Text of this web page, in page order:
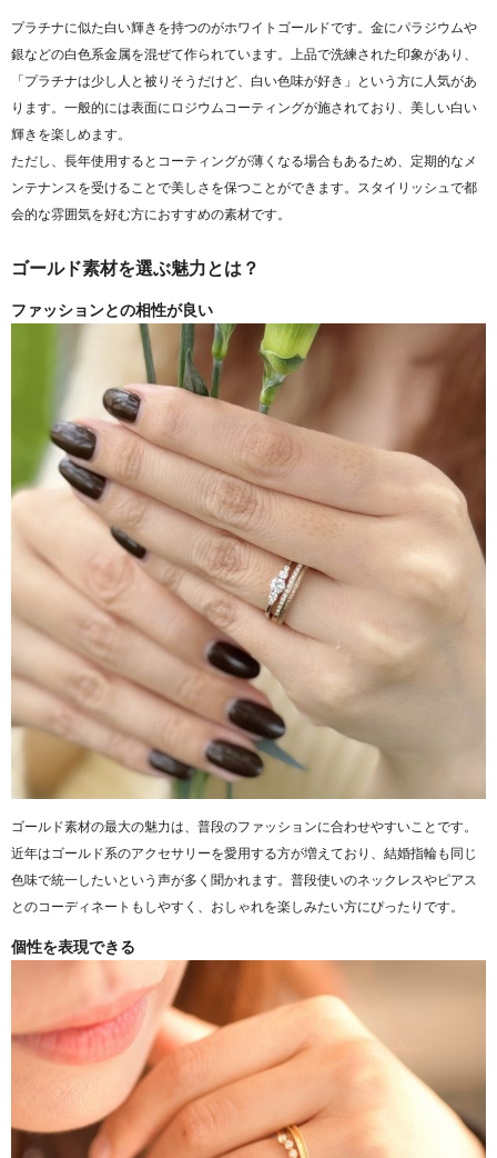
プラチナに似た白い輝きを持つのがホワイトゴールドです。金にパラジウムや
銀などの白色系金属を混ぜて作られています。上品で洗練された印象があり、
「プラチナは少し人と被りそうだけど、白い色味が好き」という方に人気があ
ります。一般的には表面にロジウムコーティングが施されており、美しい白い
輝きを楽しめます。
ただし、長年使用するとコーティングが薄くなる場合もあるため、定期的なメ
ンテナンスを受けることで美しさを保つことができます。スタイリッシュで都
会的な雰囲気を好む方におすすめの素材です。
ゴールド素材を選ぶ魅力とは？
ファッションとの相性が良い
ゴールド素材の最大の魅力は、普段のファッションに合わせやすいことです。
近年はゴールド系のアクセサリーを愛用する方が増えており、結婚指輪も同じ
色味で統一したいという声が多く聞かれます。普段使いのネックレスやピアス
とのコーディネートもしやすく、おしゃれを楽しみたい方にぴったりです。
個性を表現できる